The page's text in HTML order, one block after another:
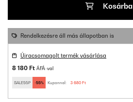
Kosárba
Rendelkezésre áll más állapotban is
Újracsomagolt termék vásárlása
8 180 Ft ÁFÁ-val
SALE55P -55% Kuponnal: 3 680 Ft